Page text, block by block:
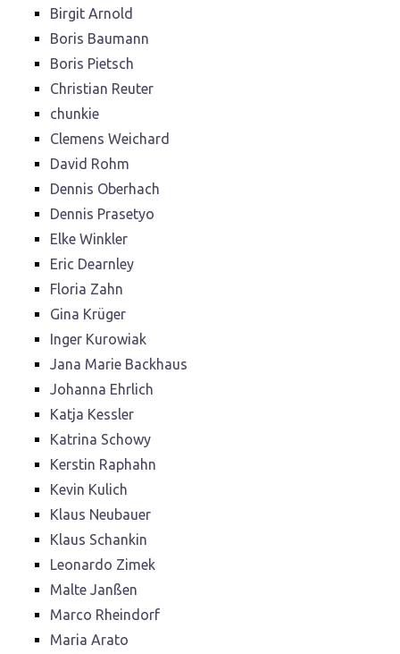
Birgit Arnold
Boris Baumann
Boris Pietsch
Christian Reuter
chunkie
Clemens Weichard
David Rohm
Dennis Oberhach
Dennis Prasetyo
Elke Winkler
Eric Dearnley
Floria Zahn
Gina Krüger
Inger Kurowiak
Jana Marie Backhaus
Johanna Ehrlich
Katja Kessler
Katrina Schowy
Kerstin Raphahn
Kevin Kulich
Klaus Neubauer
Klaus Schankin
Leonardo Zimek
Malte Janßen
Marco Rheindorf
Maria Arato